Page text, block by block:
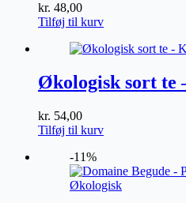
kr. 48,00
Tilføj til kurv
Økologisk sort te
kr. 54,00
Tilføj til kurv
-11%